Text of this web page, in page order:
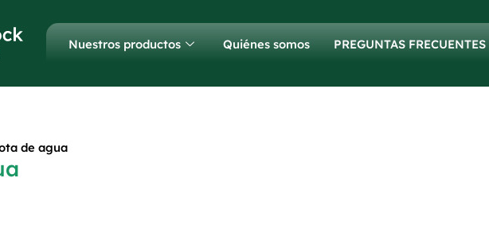
Nuestros productos Quiénes somos PREGUNTAS FRECUENTES
de agua